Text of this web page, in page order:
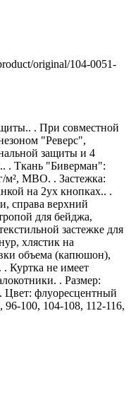
original/104-0051-
. При совместной
"Реверс",
защиты и 4
. Ткань "Биверман":
м², МВО. . Застежка:
на 2ух кнопках.. .
справа верхний
для бейджа,
застежке для
хлястик на
объема (капюшон),
. Куртка не имеет
. Размер:
Цвет: флуоресцентный
100, 104-108, 112-116,